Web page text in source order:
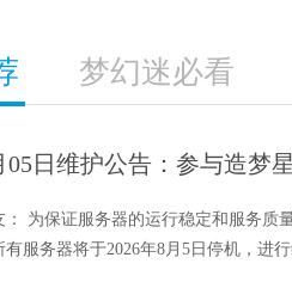
梦幻迷必看
05日维护公告：参与造梦
： 为保证服务器的运行稳定和服务质
服务器将于2026年8月5日停机，进